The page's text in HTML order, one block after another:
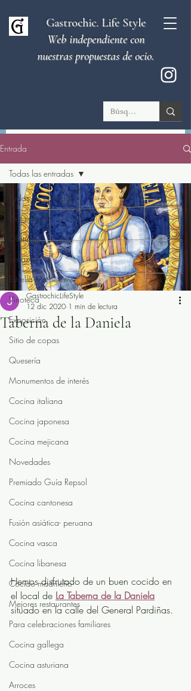
Gastrochic. Life Style
Web independiente con
nuestras propuestas de ocio.
Entrada
Todas las entradas
Restaurantes
Obituario
Terraza
Estrella Michelín
Vinoteca
Exposición
Sitio de copas
Quesería
Monumentos de interés
Cocina italiana
Cocina japonesa
Cocina mejicana
Novedades
Premiado Guía Repsol
Cocina cantonesa
Fusión asiática- peruana
Cocina vasca
Cocina libanesa
Cocido madrileño
Mejores restaurantes
Para celebraciones familiares
Cocina gallega
Cocina asturiana
Arroces
Todas las entradas
Taberna de la Daniela
GastrochicLifeStyle
12 dic 2020 1 min de lectura
Hemos disfrutado de un buen cocido en
el local de La Taberna de la Daniela
situado en la calle del General Pardiñas.